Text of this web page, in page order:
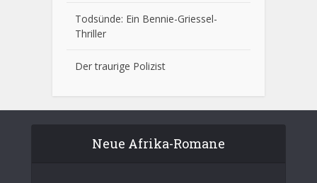
Todsünde: Ein Bennie-Griessel-
Thriller
Der traurige Polizist
Neue Afrika-Romane